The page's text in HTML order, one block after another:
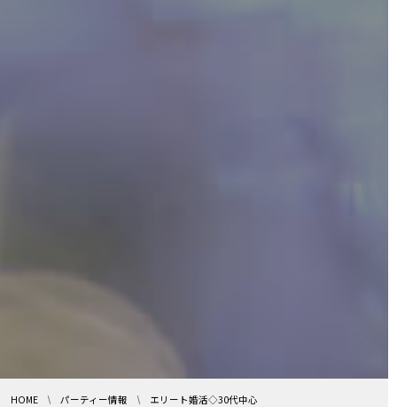
HOME パーティー情報 エリート婚活◇30代中心